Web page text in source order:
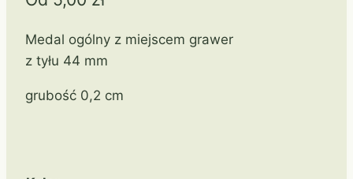
Medal ogólny z miejscem grawer
z tyłu 44 mm
grubość 0,2 cm